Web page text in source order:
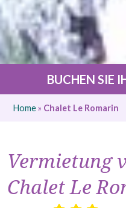
BUCHEN SIE
Home» Chalet Le Romarin
Vermietung
Chalet Le